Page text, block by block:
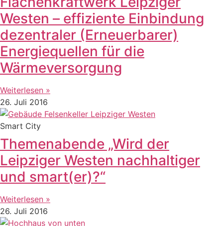
Westen – effiziente Einbindung
dezentraler (Erneuerbarer)
Energiequellen für die
Wärmeversorgung
Weiterlesen »
26. Juli 2016
Smart City
Themenabende „Wird der
Leipziger Westen nachhaltiger
und smart(er)?“
Weiterlesen »
26. Juli 2016